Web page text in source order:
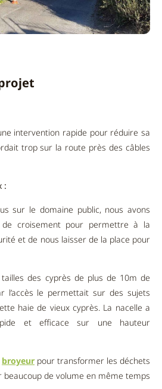
intervention rapide pour réduire sa
trop sur la route près des câbles
:
sur le domaine public, nous avons
croisement pour permettre à la
et de nous laisser de la place pour
des cyprès de plus de 10m de
l’accès le permettait sur des sujets
haie de vieux cyprès. La nacelle a
et efficace sur une hauteur
broyeur pour transformer les déchets
de volume en même temps